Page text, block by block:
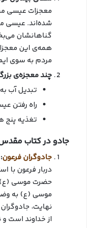
معجزات عیسی
شده‌اند. عیسی
گناهانشان
همه‌ی این
مردم به سوی
چند معجزه‌ی
تبدیل آب
راه رفتن
تغذیه پنج
جادو در کتاب
جادوگران فرعون:
دربار فرعون با
حضرت موسی (ع)
موسی (ع) به
نهایت،
از خداوند است و